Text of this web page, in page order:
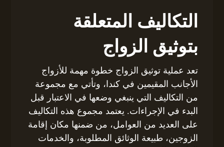
التكاليف المتعلقة
بتوثيق الزواج
تعد عملية توثيق الزواج خطوة مهمة للأزواج
الأجانب المقيمين في كندا، وتأتي مع مجموعة
من التكاليف التي ينبغي وضعها في الاعتبار قبل
البدء في الإجراءات. يعتمد مجموع هذه التكاليف
على العديد من العوامل، من ضمنها مكان إقامة
الزوجين، طبيعة الوثائق المطلوبة، والخدمات